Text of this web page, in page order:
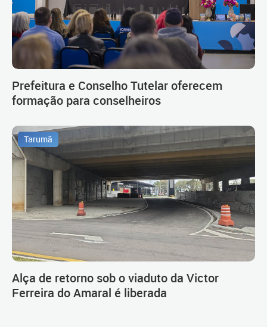
Prefeitura e Conselho Tutelar oferecem
formação para conselheiros
Tarumã
Alça de retorno sob o viaduto da Victor
Ferreira do Amaral é liberada